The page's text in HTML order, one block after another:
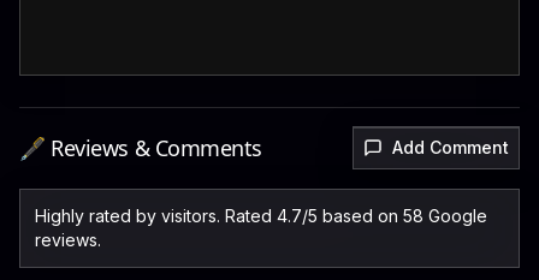
🖋️ Reviews & Comments Add Comment
Highly rated by visitors. Rated 4.7/5 based on 58 Google
reviews.